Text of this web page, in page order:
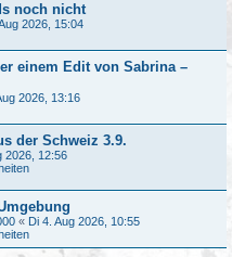
noch nicht
2026, 15:04
einem Edit von Sabrina –
2026, 13:16
der Schweiz 3.9.
2026, 12:56
« Di 4. Aug 2026, 10:55